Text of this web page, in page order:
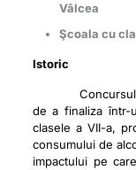
Vâlcea
Şcoala cu
Istoric
Concursul a
de a finaliza într-
clasele a VII-a,
consumului de
impactului pe